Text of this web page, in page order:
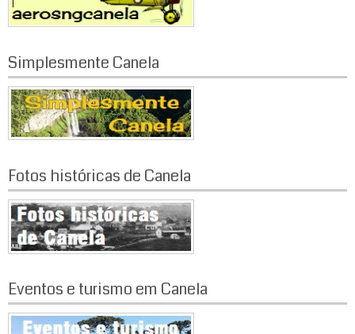
Simplesmente Canela
Fotos históricas de Canela
Eventos e turismo em Canela